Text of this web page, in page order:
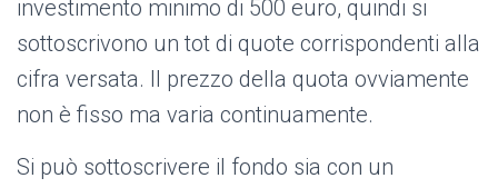
investimento minimo di 500 euro, quindi si
sottoscrivono un tot di quote corrispondenti alla
cifra versata. Il prezzo della quota ovviamente
non è fisso ma varia continuamente.
Si può sottoscrivere il fondo sia con un